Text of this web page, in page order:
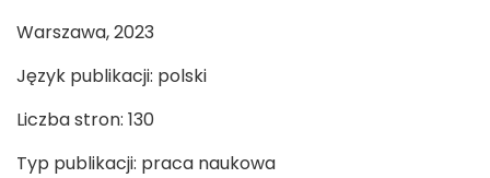
Warszawa, 2023
Język publikacji: polski
Liczba stron: 130
Typ publikacji: praca naukowa